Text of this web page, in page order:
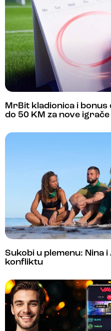
MrBit kladionica i
do 50 KM za nove igrače
Sukobi u plemenu: Nina
konfliktu